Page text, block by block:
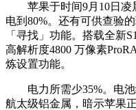
苹果于时间9月10日凌
电到80%。还有可供查验
「寻找」功能。搭载全新
高解析度4800 万像素
炼设置功能。
电力所需少35%。电池
航太级铝金属，暗示苹果